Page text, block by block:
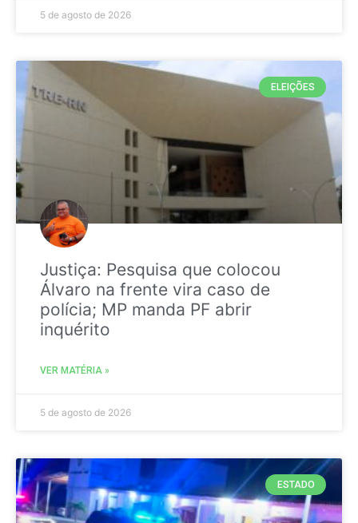
5 de agosto de 2026
ELEIÇÕES
Justiça: Pesquisa que colocou
Álvaro na frente vira caso de
polícia; MP manda PF abrir
inquérito
VER MATÉRIA »
5 de agosto de 2026
ESTADO